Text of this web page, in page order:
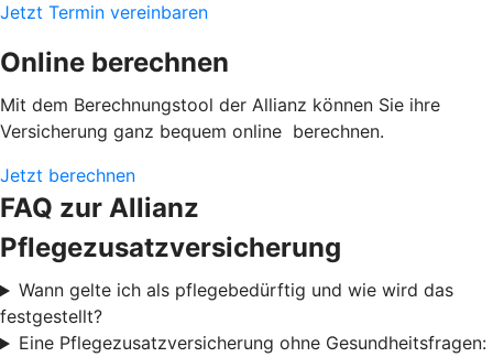
Jetzt Termin vereinbaren
Online berechnen
Mit dem Berechnungstool der Allianz können Sie ihre
Versicherung ganz bequem online berechnen.
Jetzt berechnen
FAQ zur Allianz
Pflegezusatzversicherung
Wann gelte ich als pflegebedürftig und wie wird das
festgestellt?
Eine Pflegezusatzversicherung ohne Gesundheitsfragen: